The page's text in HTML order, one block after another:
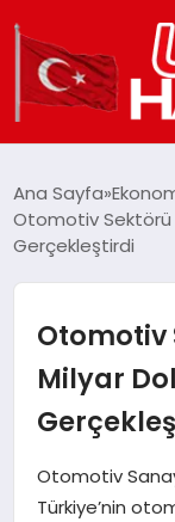
DÜNYA
TEKNOLOJI
EĞITIM
Ana Sayfa
Otomotiv Sektörü
Gerçekleştirdi
Otomotiv
Milyar
Otomotiv
Türkiye’nin